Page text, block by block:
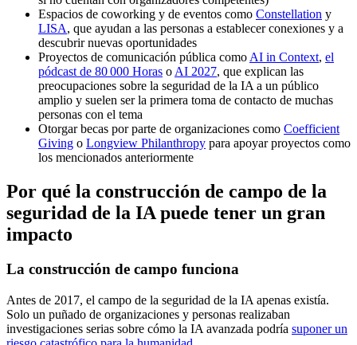
Espacios de coworking y de eventos como Constellation y
LISA, que ayudan a las personas a establecer conexiones y a
descubrir nuevas oportunidades
Proyectos de comunicación pública como AI in Context, el
pódcast de 80 000 Horas o AI 2027, que explican las
preocupaciones sobre la seguridad de la IA a un público
amplio y suelen ser la primera toma de contacto de muchas
personas con el tema
Otorgar becas por parte de organizaciones como Coefficient
Giving o Longview Philanthropy para apoyar proyectos como
los mencionados anteriormente
Por qué la construcción de campo de la
seguridad de la IA puede tener un gran
impacto
La construcción de campo funciona
Antes de 2017, el campo de la seguridad de la IA apenas existía.
Solo un puñado de organizaciones y personas realizaban
investigaciones serias sobre cómo la IA avanzada podría suponer un